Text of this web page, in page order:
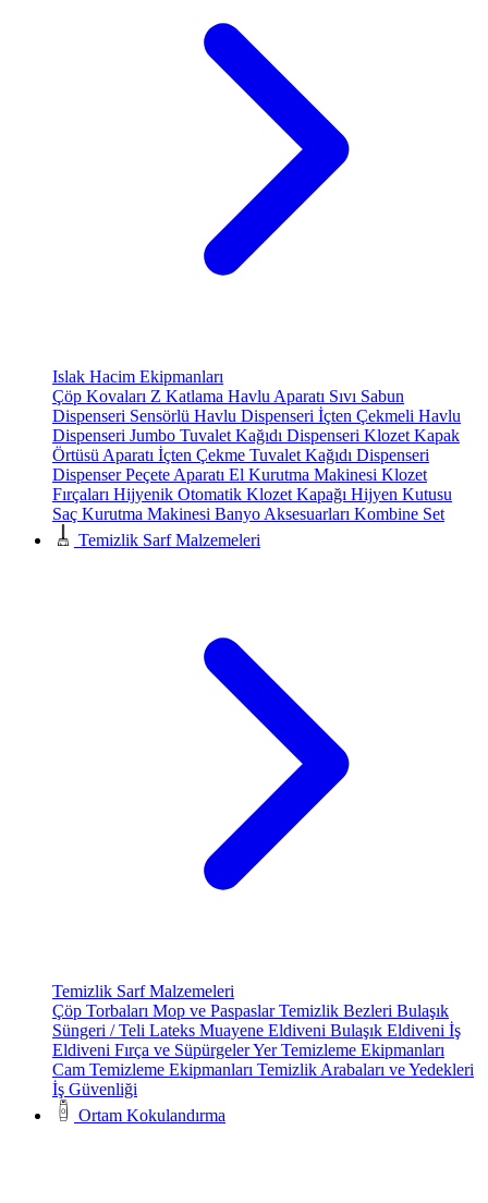
Islak Hacim Ekipmanları
Çöp Kovaları Z Katlama Havlu Aparatı Sıvı Sabun
Dispenseri Sensörlü Havlu Dispenseri İçten Çekmeli Havlu
Dispenseri Jumbo Tuvalet Kağıdı Dispenseri Klozet Kapak
Örtüsü Aparatı İçten Çekme Tuvalet Kağıdı Dispenseri
Dispenser Peçete Aparatı El Kurutma Makinesi Klozet
Fırçaları Hijyenik Otomatik Klozet Kapağı Hijyen Kutusu
Saç Kurutma Makinesi Banyo Aksesuarları Kombine Set
Temizlik Sarf Malzemeleri
Temizlik Sarf Malzemeleri
Çöp Torbaları Mop ve PaspaslarTemizlik Bezleri Bulaşık
Süngeri / Teli Lateks Muayene Eldiveni Bulaşık Eldiveni İş
Eldiveni Fırça ve SüpürgelerYer Temizleme Ekipmanları
Cam Temizleme Ekipmanları Temizlik Arabaları ve Yedekleri
İş Güvenliği
Ortam Kokulandırma